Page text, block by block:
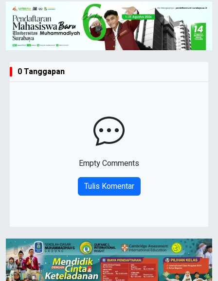
0 Tanggapan
Empty Comments
Tulis Komentar